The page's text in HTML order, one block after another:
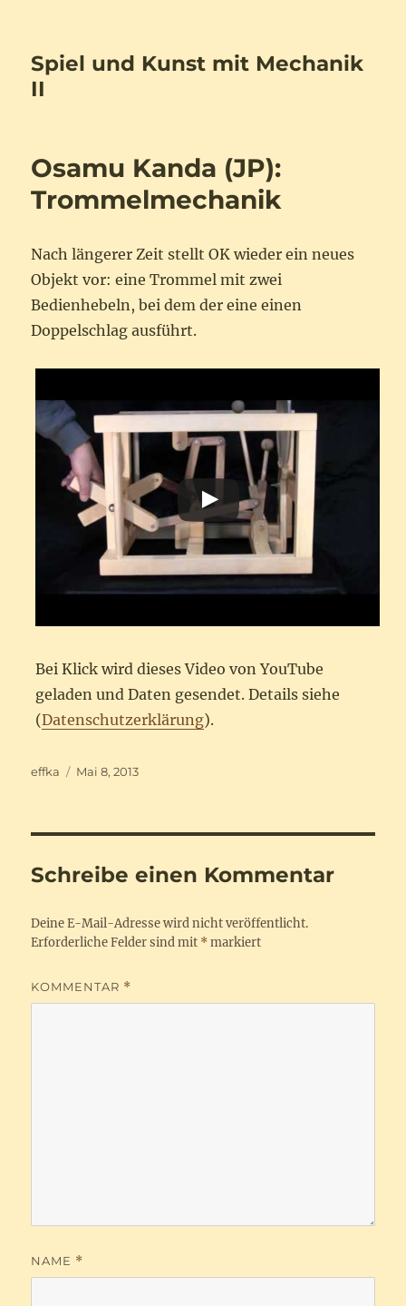
Spiel und Kunst mit Mechanik
II
Osamu Kanda (JP):
Trommelmechanik
Nach längerer Zeit stellt OK wieder ein neues
Objekt vor: eine Trommel mit zwei
Bedienhebeln, bei dem der eine einen
Doppelschlag ausführt.
Bei Klick wird dieses Video von YouTube
geladen und Daten gesendet. Details siehe
(Datenschutzerklärung).
Autor
effka
Veröffentlicht
Mai 8, 2013
Schreibe einen Kommentar
Deine E-Mail-Adresse wird nicht veröffentlicht.
Erforderliche Felder sind mit * markiert
KOMMENTAR *
NAME *